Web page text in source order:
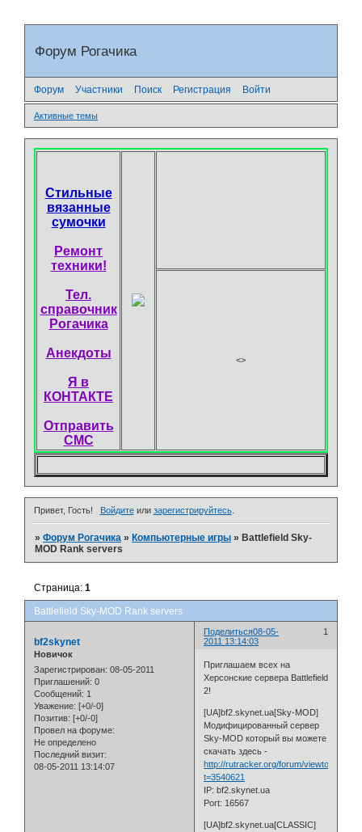
Форум Рогачика
Форум Участники Поиск Регистрация Войти
Активные темы
Стильные
вязанные
сумочки
Ремонт
техники!
Тел.
справочник
Рогачика
Анекдоты
Я в
КОНТАКТЕ
Отправить
СМС
<>
Привет, Гость! Войдитеили зарегистрируйтесь.
»Форум Рогачика »Компьютерные игры »Battlefield Sky-
MOD Rank servers
Battlefield Sky-MOD Rank servers
Страница:1
Поделиться 1
08-05-
2011 13:14:03
bf2skynet
Новичок
Зарегистрирован: 08-05-2011
Приглашений: 0
Сообщений: 1
Уважение: [+0/-0]
Позитив: [+0/-0]
Провел на форуме:
Не определено
Последний визит:
08-05-2011 13:14:07
Приглашаем всех на
Херсонские сервера Battlefield
2!
[UA]bf2.skynet.ua[Sky-MOD]
Модифицированный сервер
Sky-MOD который вы можете
скачать здесь -
http://rutracker.org/forum/viewtopic.php?
t=3540621
IP: bf2.skynet.ua
Port: 16567
[UA]bf2.skynet.ua[CLASSIC]